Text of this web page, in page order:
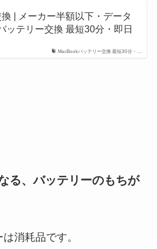
MacBookバッテリー交換 最短30分・…
| メーカー半額以下・データ
ッテリー交換 最短30分・即日
る、バッテリーのもちが
消耗品です。